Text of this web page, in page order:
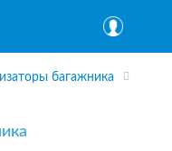
багажника